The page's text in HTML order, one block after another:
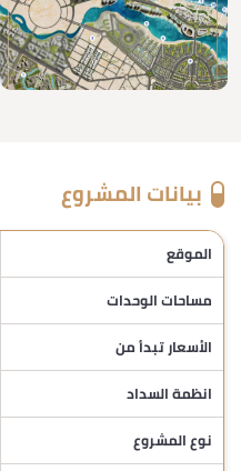
بيانات المشروع
الموقع
مساحات الوحدات
الأسعار تبدأ من
انظمة السداد
نوع المشروع